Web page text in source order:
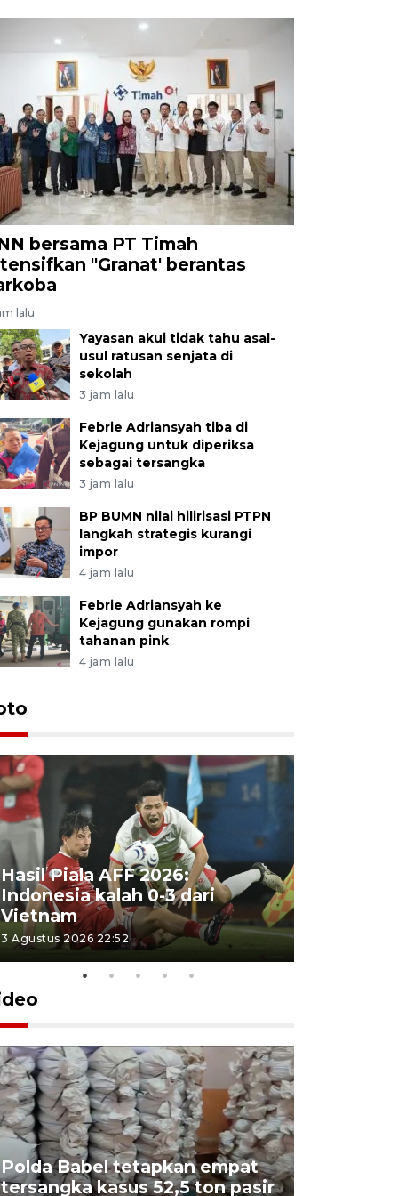
bersama PT Timah
"Granat' berantas
lalu
Yayasan akui tidak tahu asal-
usul ratusan senjata di
sekolah
3 jam lalu
Febrie Adriansyah tiba di
Kejagung untuk diperiksa
sebagai tersangka
3 jam lalu
BP BUMN nilai hilirisasi PTPN
langkah strategis kurangi
impor
4 jam lalu
Febrie Adriansyah ke
Kejagung gunakan rompi
tahanan pink
4 jam lalu
Hasil Piala AFF 2026:
Indonesia kalah 0-3 dari
Vietnam
3 Agustus 2026 22:52
Polda Babel tetapkan empat
tersangka kasus 52,5 ton pasir